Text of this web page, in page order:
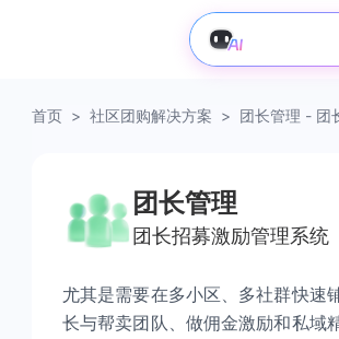
首页 > 社区团购解决方案 > 团长管理 - 团
团长管理
团长招募激励管理系统
尤其是需要在多小区、多社群快速
长与帮卖团队、做佣金激励和私域